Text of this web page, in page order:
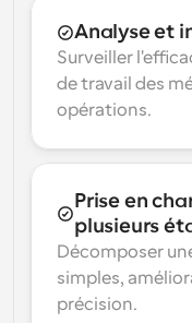
Analyse et
Surveiller
de travail des
opérations.
Prise en
plusieurs
Décomposer
simples,
précision.